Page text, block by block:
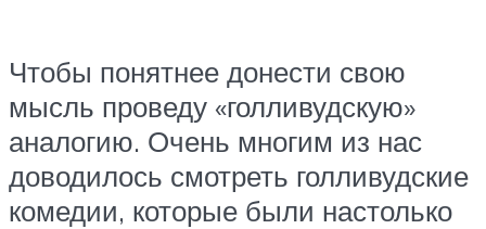
Чтобы понятнее донести свою
мысль проведу «голливудскую»
аналогию. Очень многим из нас
доводилось смотреть голливудские
комедии, которые были настолько